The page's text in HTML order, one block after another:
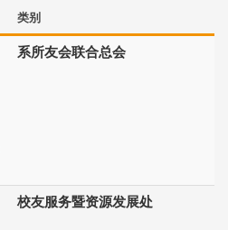
类别
系所友会联合总会
校友服务暨资源发展处